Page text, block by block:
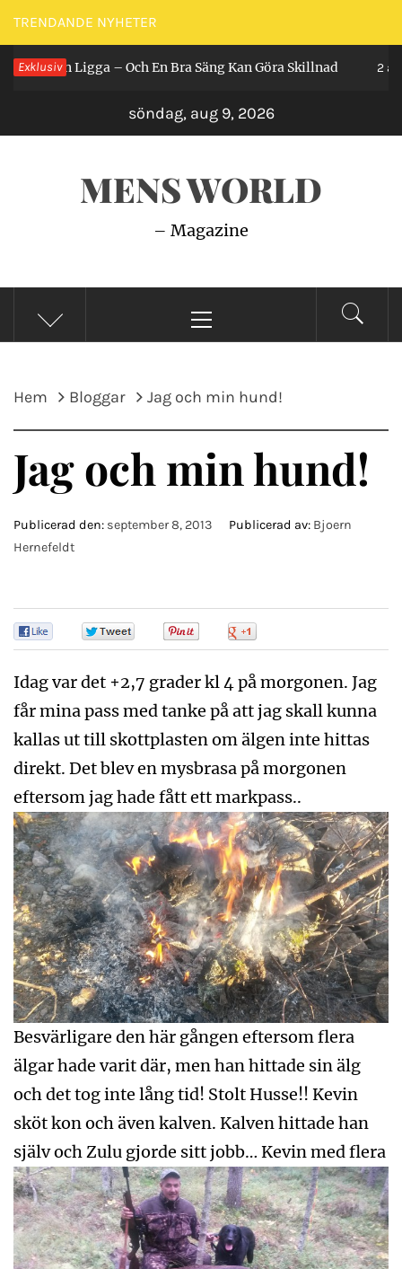
Hoppa
till
innehåll
TRENDANDE NYHETER
Exklusiv
Man Ligga – Och En Bra Säng Kan Göra Skillnad 2 år
söndag, aug 9, 2026
MENS WORLD
– Magazine
meny
Hem Bloggar Jag och min hund!
Jag och min hund!
Publicerad den: september 8, 2013 Publicerad av: Bjoern
Hernefeldt
Idag var det +2,7 grader kl 4 på morgonen. Jag
får mina pass med tanke på att jag skall kunna
kallas ut till skottplasten om älgen inte hittas
direkt. Det blev en mysbrasa på morgonen
eftersom jag hade fått ett markpass..
Besvärligare den här gången eftersom flera
älgar hade varit där, men han hittade sin älg
och det tog inte lång tid! Stolt Husse!! Kevin
sköt kon och även kalven. Kalven hittade han
själv och Zulu gjorde sitt jobb… Kevin med flera